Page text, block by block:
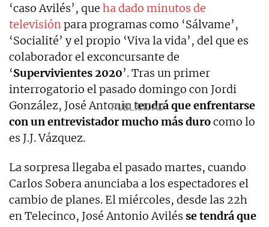
‘caso Avilés’, que ha dado minutos de
televisiónpara programas como ‘Sálvame’,
‘Socialité’ y el propio ‘Viva la vida’, del que es
colaborador el exconcursante de
‘Supervivientes 2020’. Tras un primer
interrogatorio el pasado domingo con Jordi
González, José Antonio tendrá que enfrentarse
con un entrevistador mucho más durocomo lo
es J.J. Vázquez.
La sorpresa llegaba el pasado martes, cuando
Carlos Sobera anunciaba a los espectadores el
cambio de planes. El miércoles, desde las 22h
en Telecinco, José Antonio Avilés se tendrá que